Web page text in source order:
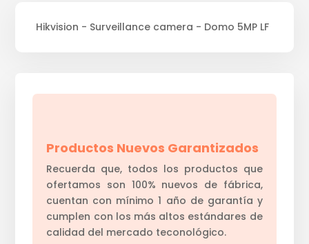
Hikvision - Surveillance camera - Domo 5MP LF
Productos Nuevos Garantizados
Recuerda que, todos los productos que
ofertamos son 100% nuevos de fábrica,
cuentan con mínimo 1 año de garantía y
cumplen con los más altos estándares de
calidad del mercado teconológico.